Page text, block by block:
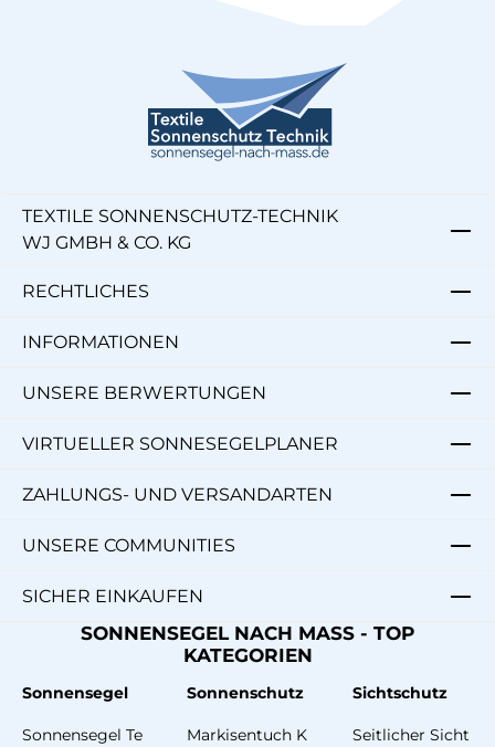
TEXTILE SONNENSCHUTZ-TECHNIK
WJ GMBH & CO. KG
RECHTLICHES
INFORMATIONEN
UNSERE BERWERTUNGEN
VIRTUELLER SONNESEGELPLANER
ZAHLUNGS- UND VERSANDARTEN
UNSERE COMMUNITIES
SICHER EINKAUFEN
SONNENSEGEL NACH MASS - TOP
KATEGORIEN
Sonnensegel
Sonnensegel Te
Sonnenschutz
Markisentuch K
Sichtschutz
Seitlicher Sicht